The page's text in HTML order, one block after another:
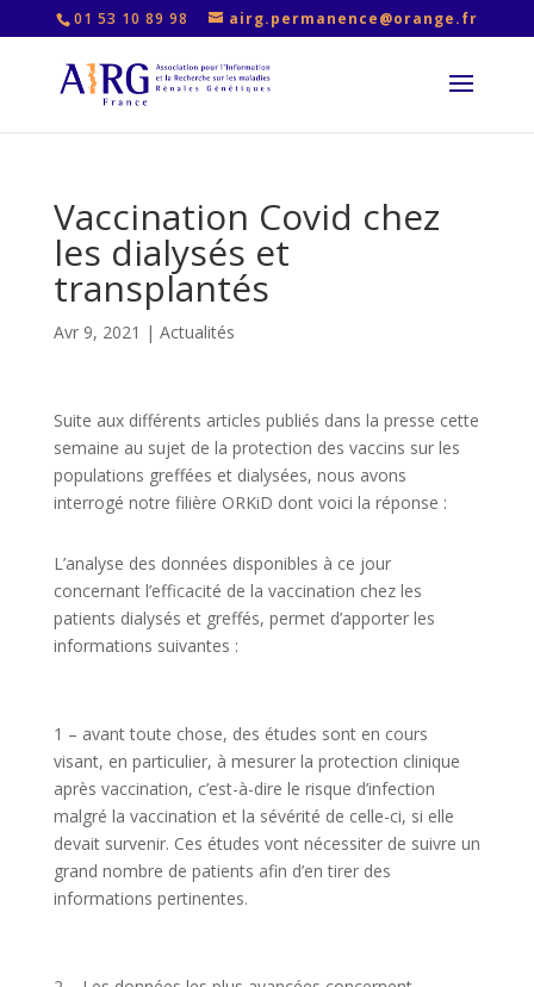
01 53 10 89 98 airg.permanence@orange.fr
Vaccination Covid chez
les dialysés et
transplantés
Avr 9, 2021 | Actualités
Suite aux différents articles publiés dans la presse cette
semaine au sujet de la protection des vaccins sur les
populations greffées et dialysées, nous avons
interrogé notre filière ORKiD dont voici la réponse :
L’analyse des données disponibles à ce jour
concernant l’efficacité de la vaccination chez les
patients dialysés et greffés, permet d’apporter les
informations suivantes :
1 – avant toute chose, des études sont en cours
visant, en particulier, à mesurer la protection clinique
après vaccination, c’est-à-dire le risque d’infection
malgré la vaccination et la sévérité de celle-ci, si elle
devait survenir. Ces études vont nécessiter de suivre un
grand nombre de patients afin d’en tirer des
informations pertinentes.